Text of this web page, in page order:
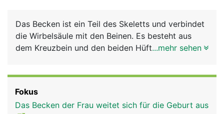
News
Rubriken
Das Becken ist ein Teil des Skeletts und verbindet
die Wirbelsäule mit den Beinen. Es besteht aus
dem Kreuzbein und den beiden Hüftbeinen mit
oder Beckengürtel bezeichnet. Über diesen festen
und stabilen Ring wird das Körpergewicht
...mehr sehen
Fokus
Das Becken der Frau weitet sich für die Geburt aus